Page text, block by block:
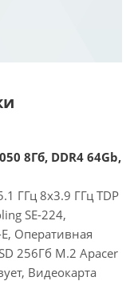
8Гб, DDR4 64Gb,
ГГц 8x3.9 ГГц TDP
SE-224,
Оперативная
256Гб M.2 Apacer
Видеокарта